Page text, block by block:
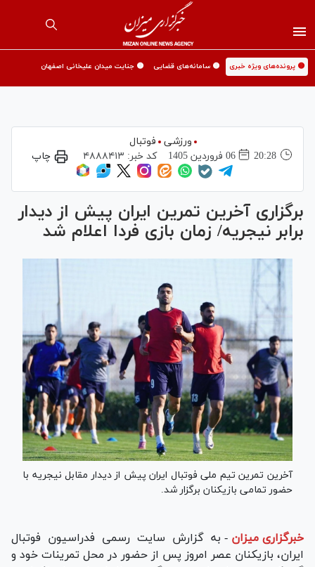
🟡 پرونده‌های ویژه خبری 🟡 سامانه‌های قضایی 🟡 جنایت میدان علیخانی اصفهان
ورزشی
فوتبال
20:28
06 فروردين 1405 کد خبر: ۴۸۸۸۴۱۳ چاپ
برگزاری آخرین تمرین ایران پیش از دیدار
برابر نیجریه/ زمان بازی فردا اعلام شد
آخرین تمرین تیم ملی فوتبال ایران پیش از دیدار مقابل نیجریه با
حضور تمامی بازیکنان برگزار شد.
خبرگزاری میزان - به گزارش سایت رسمی فدراسیون فوتبال
ایران، بازیکنان عصر امروز پس از حضور در محل تمرینات خود و